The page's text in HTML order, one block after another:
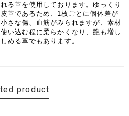
る革を使用しております。ゆっくり
革であるため、1枚ごとに個体差が
さな傷、血筋がみられますが、素材
い込む程に柔らかくなり、艶も増し
める革でもあります。
product